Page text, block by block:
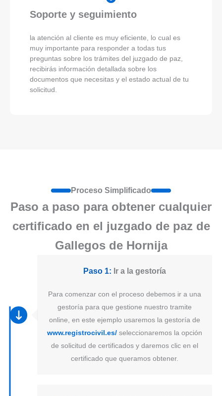
Soporte y seguimiento
la atención al cliente es muy eficiente, lo cual es
muy importante para responder a todas tus
preguntas sobre los trámites del juzgado de paz,
recibirás información detallada sobre los
documentos que necesitas y el estado actual de tu
solicitud.
Proceso Simplificado
Paso a paso para obtener cualquier
certificado en el juzgado de paz de
Gallegos de Hornija
Paso 1: Ir a la gestoría
Para comenzar con el proceso debemos ir a una
gestoría para que gestione nuestro tramite
online, en este ejemplo usaremos la gestoría de
www.registrocivil.es/ seleccionaremos la opción
de solicitud de certificados y daremos clic en el
certificado que queramos obtener.